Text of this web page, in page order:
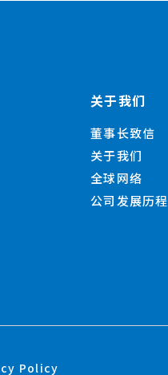
关于我们
董事长致信
关于我们
全球网络
公司发展历程
Policy